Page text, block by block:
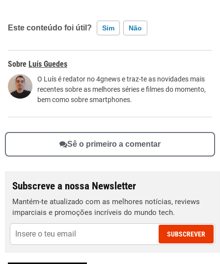
Este conteúdo foi útil? Sim Não
Este conteúdo contém informação incorreta
Este conteúdo não tem a informação que procuro
Outro
Luís Guedes
O Luís é redator no 4gnews e traz-te as novidades mais
recentes sobre as melhores séries e filmes do momento,
bem como sobre smartphones.
Sê o primeiro a comentar
Subscreve a nossa Newsletter
Mantém-te atualizado com as melhores notícias, reviews
imparciais e promoções incríveis do mundo tech.
SUBSCREVER